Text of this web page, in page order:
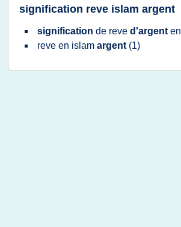
signification reve islam argent
signification de reve d'argent en
reve en islam argent (1)